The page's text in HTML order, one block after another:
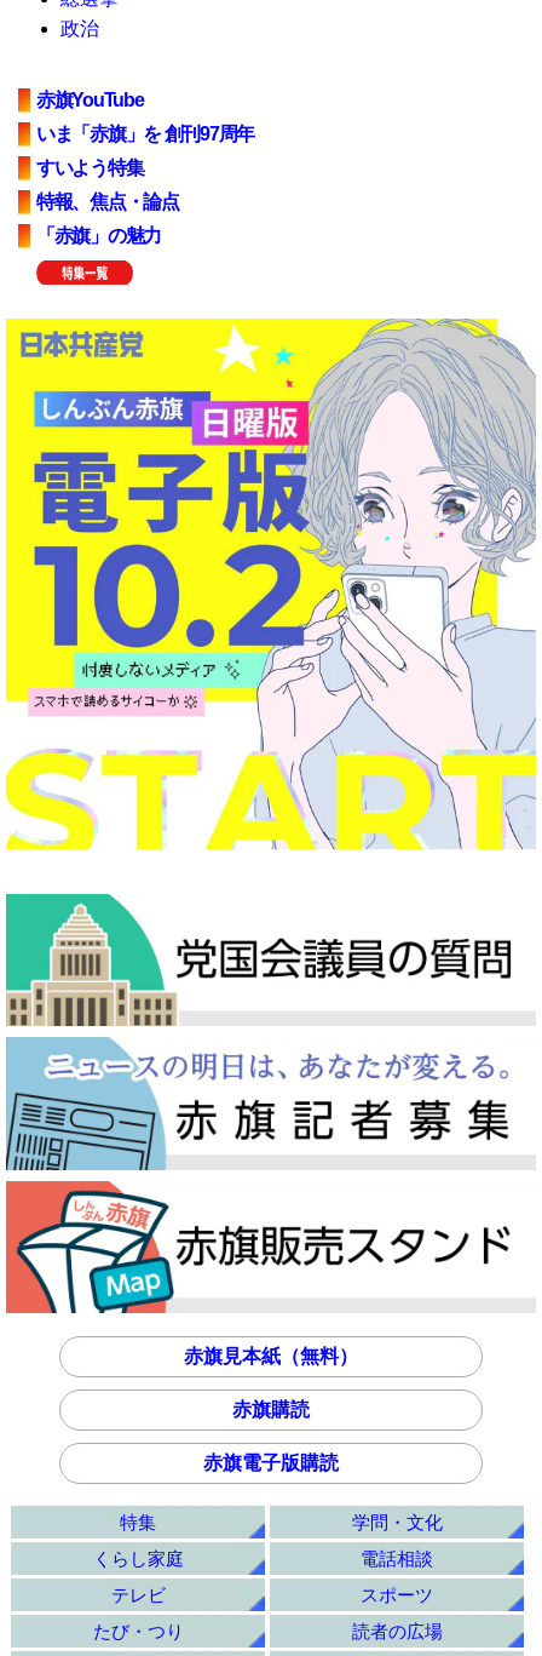
政治
赤旗YouTube
いま「赤旗」を 創刊97周年
すいよう特集
特報、焦点・論点
「赤旗」の魅力
赤旗見本紙（無料）
赤旗購読
赤旗電子版購読
特集
学問・文化
くらし家庭
電話相談
テレビ
スポーツ
たび・つり
読者の広場